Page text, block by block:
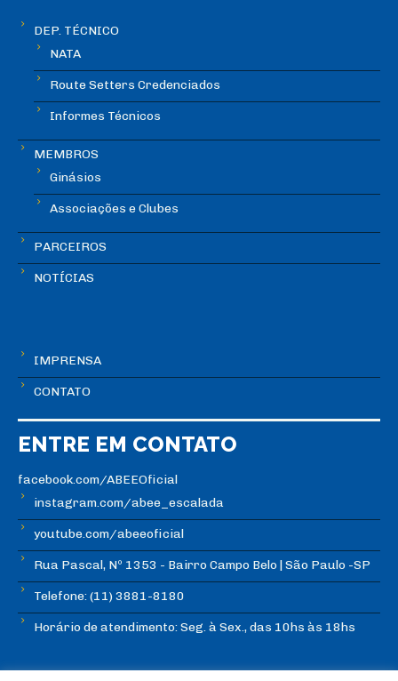
DEP. TÉCNICO
NATA
Route Setters Credenciados
Informes Técnicos
MEMBROS
Ginásios
Associações e Clubes
PARCEIROS
NOTÍCIAS
IMPRENSA
CONTATO
ENTRE EM CONTATO
facebook.com/ABEEOficial
instagram.com/abee_escalada
youtube.com/abeeoficial
Rua Pascal, Nº 1353 - Bairro Campo Belo | São Paulo -SP
Telefone: (11) 3881-8180
Horário de atendimento: Seg. à Sex., das 10hs às 18hs